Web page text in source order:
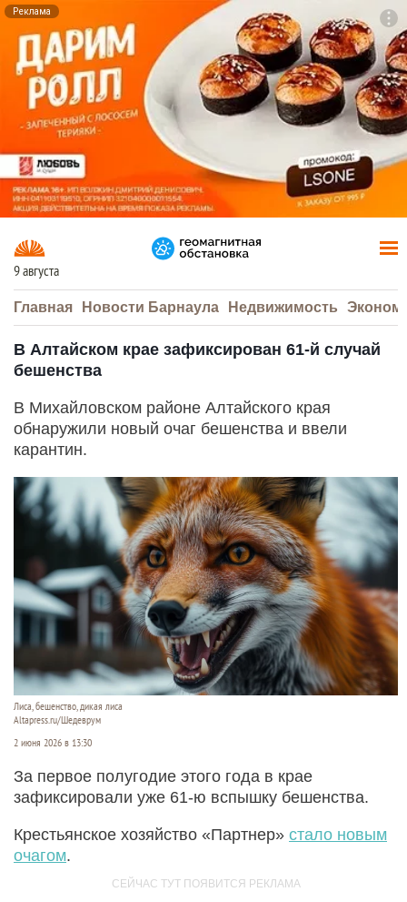
Реклама
9 августа
Главная Новости Барнаула Недвижимость
В Алтайском крае зафиксирован 61-й случай
бешенства
В Михайловском районе Алтайского края
обнаружили новый очаг бешенства и ввели
карантин.
Лиса, бешенство, дикая лиса
Altapress.ru/Шедеврум
2 июня 2026 в 13:30
За первое полугодие этого года в крае
зафиксировали уже 61-ю вспышку бешенства.
Крестьянское хозяйство «Партнер» стало новым
очагом.